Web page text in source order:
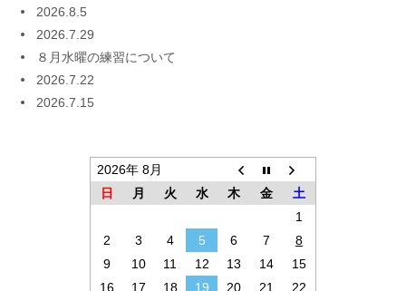
2026.8.5
2026.7.29
８月水曜の練習について
2026.7.22
2026.7.15
2026年 8月
日
月 火 水 木 金
土
1
2
3 4 5 6 7
8
9
10 11 12 13 14
15
16
17 18 19 20 21 22